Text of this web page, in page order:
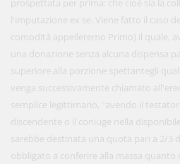
prospettata per prima: che cioè sia la
l'imputazione ex se. Viene fatto il caso
comodità appelleremo Primo) il quale,
una donazione senza alcuna dispensa
superiore alla porzione spettantegli
venga successivamente chiamato
semplice legittimario, "avendo il
discendente o il coniuge nella
sarebbe destinata una quota pari a 2/3
obbligato a conferire alla massa